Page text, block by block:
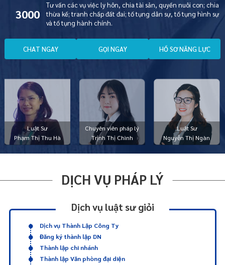
Luật Sư
Phạm Thị Thu Hà
Chuyên viên pháp lý
Trịnh Thị Chình
Luật Sư
Nguyễn Thị Ngàn
3000
Tư vấn các vụ việc ly hôn, chia tài sản, quyền nuôi con; chia
thừa kế; tranh chấp đất đai; tố tụng dân sự, tố tụng hình sự
và tố tụng hành chính.
CHAT NGAY GỌI NGAY HỒ SƠ NĂNG LỰC
DỊCH VỤ PHÁP LÝ
Dịch vụ luật sư giỏi
Dịch vụ Thành Lập Công Ty
Đăng ký thành lập DN
Thành lập chi nhánh
Thành lập Văn phòng đại diện